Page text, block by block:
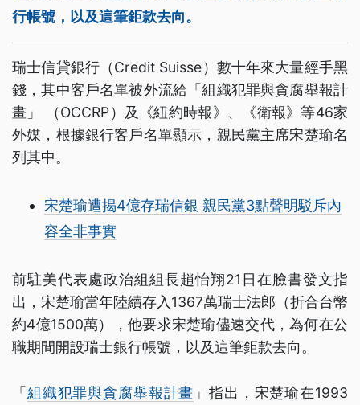
行帳號，以及這筆鉅款去向。
瑞士信貸銀行（Credit Suisse）數十年來大量經手黑
錢，其中客戶名單被外流給「組織犯罪與貪腐舉報計
畫」 （OCCRP）及《紐約時報》、《衛報》等46家
外媒，根據銀行客戶名單顯示，親民黨主席宋楚瑜名
列其中。
宋楚瑜遭揭4億存瑞信銀 親民黨3點聲明駁斥內
容全非事實
前駐美代表處政治組組長趙怡翔21日在臉書發文指
出，宋楚瑜當年陸續存入1367萬瑞士法郎（折合台幣
約4億1500萬），他要求宋楚瑜儘速交代，為何在公
職期間開設瑞士銀行帳號，以及這筆鉅款去向。
「組織犯罪與貪腐舉報計畫 」指出，宋楚瑜在1993